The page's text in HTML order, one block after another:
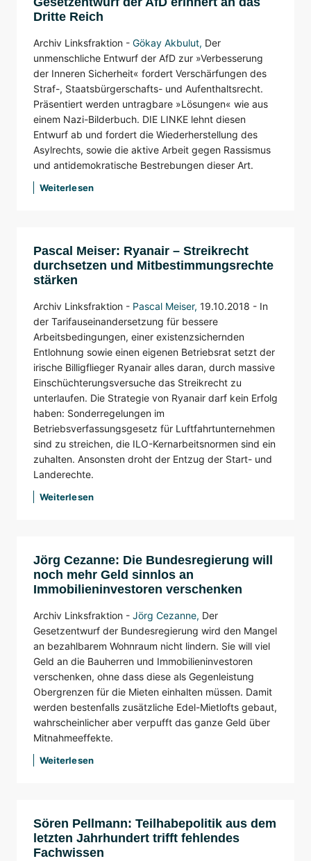
Dritte Reich
Archiv Linksfraktion - Gökay Akbulut, Der
unmenschliche Entwurf der AfD zur »Verbesserung
der Inneren Sicherheit« fordert Verschärfungen des
Straf-, Staatsbürgerschafts- und Aufenthaltsrecht.
Präsentiert werden untragbare »Lösungen« wie aus
einem Nazi-Bilderbuch. DIE LINKE lehnt diesen
Entwurf ab und fordert die Wiederherstellung des
Asylrechts, sowie die aktive Arbeit gegen Rassismus
und antidemokratische Bestrebungen dieser Art.
Weiterlesen
Pascal Meiser: Ryanair – Streikrecht
durchsetzen und Mitbestimmungsrechte
stärken
Archiv Linksfraktion - Pascal Meiser, 19.10.2018 - In
der Tarifauseinandersetzung für bessere
Arbeitsbedingungen, einer existenzsichernden
Entlohnung sowie einen eigenen Betriebsrat setzt der
irische Billigflieger Ryanair alles daran, durch massive
Einschüchterungsversuche das Streikrecht zu
unterlaufen. Die Strategie von Ryanair darf kein Erfolg
haben: Sonderregelungen im
Betriebsverfassungsgesetz für Luftfahrtunternehmen
sind zu streichen, die ILO-Kernarbeitsnormen sind ein
zuhalten. Ansonsten droht der Entzug der Start- und
Landerechte.
Weiterlesen
Jörg Cezanne: Die Bundesregierung will
noch mehr Geld sinnlos an
Immobilieninvestoren verschenken
Archiv Linksfraktion - Jörg Cezanne, Der
Gesetzentwurf der Bundesregierung wird den Mangel
an bezahlbarem Wohnraum nicht lindern. Sie will viel
Geld an die Bauherren und Immobilieninvestoren
verschenken, ohne dass diese als Gegenleistung
Obergrenzen für die Mieten einhalten müssen. Damit
werden bestenfalls zusätzliche Edel-Mietlofts gebaut,
wahrscheinlicher aber verpufft das ganze Geld über
Mitnahmeeffekte.
Weiterlesen
Sören Pellmann: Teilhabepolitik aus dem
letzten Jahrhundert trifft fehlendes
Fachwissen